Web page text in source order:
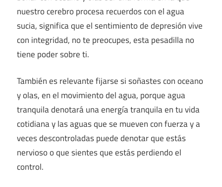
nuestro cerebro procesa recuerdos con el agua
sucia, significa que el sentimiento de depresión vive
con integridad, no te preocupes, esta pesadilla no
tiene poder sobre ti.
También es relevante fijarse si soñastes con oceano
y olas, en el movimiento del agua, porque agua
tranquila denotará una energía tranquila en tu vida
cotidiana y las aguas que se mueven con fuerza y a
veces descontroladas puede denotar que estás
nervioso o que sientes que estás perdiendo el
control.